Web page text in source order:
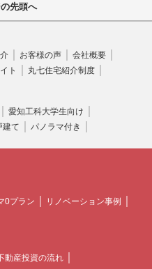
先頭へ
お客様の声
会社概要
ト 丸七住宅紹介制度
愛知工科大学生向け
建て パノラマ付き
0プラン
リノベーション事例
動産投資の流れ